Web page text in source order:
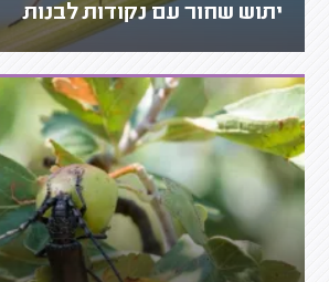
יתוש שחור עם נקודות לבנות